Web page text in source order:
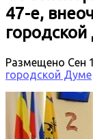
47-е,
Размещено Сен
городской Думе